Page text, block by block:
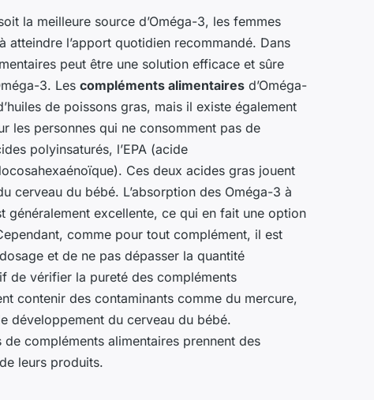
la meilleure source d’Oméga-3, les femmes
l’apport quotidien recommandé. Dans
peut être une solution efficace et sûre
3. Les compléments alimentaires d’Oméga-
de poissons gras, mais il existe également
les personnes qui ne consomment pas de
polyinsaturés, l’EPA (acide
Ces deux acides gras jouent
cerveau du bébé. L’absorption des Oméga-3 à
généralement excellente, ce qui en fait une option
comme pour tout complément, il est
et de ne pas dépasser la quantité
de vérifier la pureté des compléments
contenir des contaminants comme du mercure,
développement du cerveau du bébé.
compléments alimentaires prennent des
leurs produits.